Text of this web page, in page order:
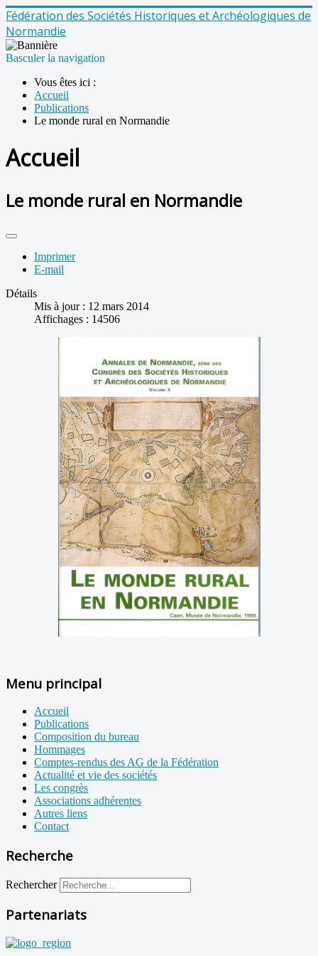
Fédération des Sociétés Historiques et Archéologiques de
Normandie
Basculer la navigation
Vous êtes ici :
Accueil
Publications
Le monde rural en Normandie
Accueil
Le monde rural en Normandie
Imprimer
E-mail
Détails
Mis à jour : 12 mars 2014
Affichages : 14506
Menu principal
Accueil
Publications
Composition du bureau
Hommages
Comptes-rendus des AG de la Fédération
Actualité et vie des sociétés
Les congrès
Associations adhérentes
Autres liens
Contact
Recherche
Rechercher
Partenariats